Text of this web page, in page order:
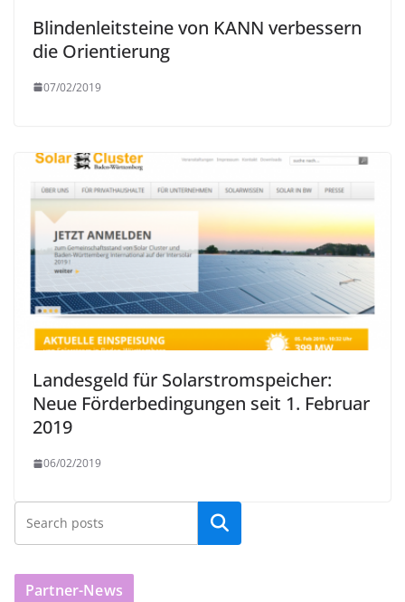
Blindenleitsteine von KANN verbessern
die Orientierung
07/02/2019
Landesgeld für Solarstromspeicher:
Neue Förderbedingungen seit 1. Februar
2019
06/02/2019
Partner-News